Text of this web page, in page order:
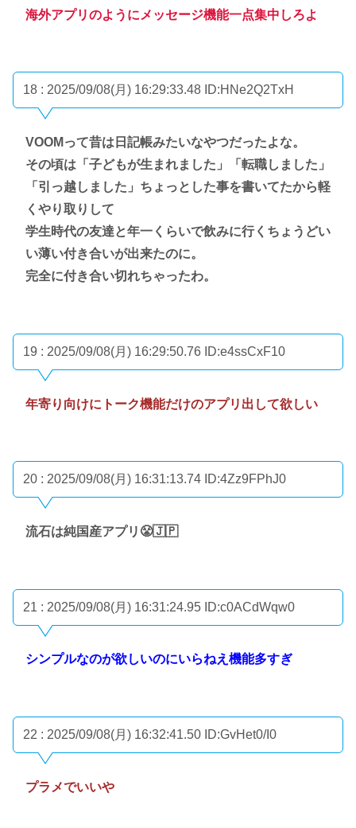
海外アプリのようにメッセージ機能一点集中しろよ
18 : 2025/09/08(月) 16:29:33.48 ID:HNe2Q2TxH
VOOMって昔は日記帳みたいなやつだったよな。
その頃は「子どもが生まれました」「転職しました」
「引っ越しました」ちょっとした事を書いてたから軽
くやり取りして
学生時代の友達と年一くらいで飲みに行くちょうどい
い薄い付き合いが出来たのに。
完全に付き合い切れちゃったわ。
19 : 2025/09/08(月) 16:29:50.76 ID:e4ssCxF10
年寄り向けにトーク機能だけのアプリ出して欲しい
20 : 2025/09/08(月) 16:31:13.74 ID:4Zz9FPhJ0
流石は純国産アプリ😤🇯🇵
21 : 2025/09/08(月) 16:31:24.95 ID:c0ACdWqw0
シンプルなのが欲しいのにいらねえ機能多すぎ
22 : 2025/09/08(月) 16:32:41.50 ID:GvHet0/I0
プラメでいいや